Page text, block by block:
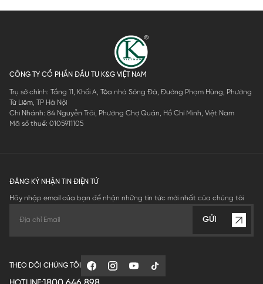
CÔNG TY CỔ PHẦN ĐẦU TƯ K&G VIỆT NAM
Trụ sở chính: Tầng 11, Khối A, Tòa nhà Sông Đà, Đường Phạm Hùng, Phường
Từ Liêm, TP Hà Nội
Chi Nhánh: 84 Nguyễn Trãi, Phường Chợ Quán, Hồ Chí Minh, Việt Nam
Mã số thuế: 0105911105
ĐĂNG KÝ NHẬN TIN ĐIỆN TỬ
Hãy nhập email của bạn để nhận những tin tức mới nhất của chúng tôi
GỬI
THEO DÕI CHÚNG TÔI